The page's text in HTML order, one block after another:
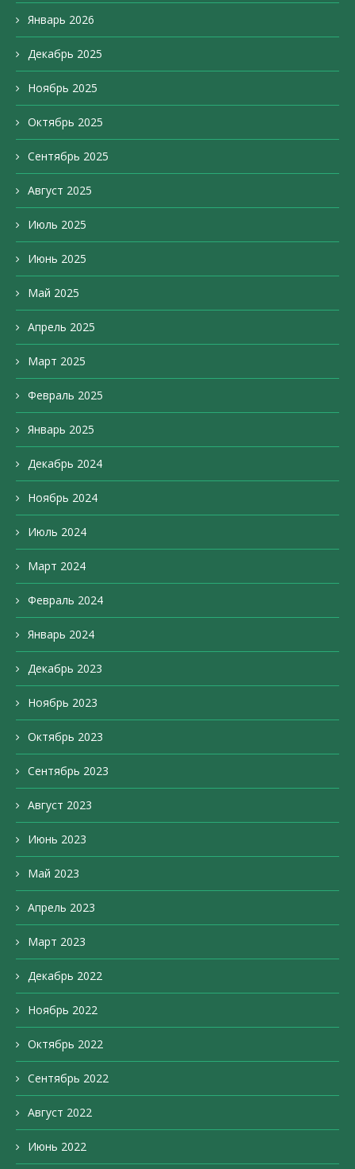
Январь 2026
Декабрь 2025
Ноябрь 2025
Октябрь 2025
Сентябрь 2025
Август 2025
Июль 2025
Июнь 2025
Май 2025
Апрель 2025
Март 2025
Февраль 2025
Январь 2025
Декабрь 2024
Ноябрь 2024
Июль 2024
Март 2024
Февраль 2024
Январь 2024
Декабрь 2023
Ноябрь 2023
Октябрь 2023
Сентябрь 2023
Август 2023
Июнь 2023
Май 2023
Апрель 2023
Март 2023
Декабрь 2022
Ноябрь 2022
Октябрь 2022
Сентябрь 2022
Август 2022
Июнь 2022